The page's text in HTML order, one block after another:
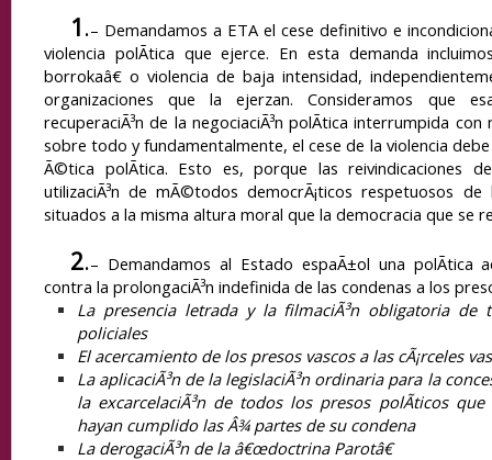
1.– Demandamos a ETA el cese definitivo e
violencia polÃ­tica que ejerce. En esta demanda
borrokaâ€ o violencia de baja intensidad,
organizaciones que la ejerzan. Consideramos que
recuperaciÃ³n de la negociaciÃ³n polÃ­tica interrumpida
sobre todo y fundamentalmente, el cese de la violencia
Ã©tica polÃ­tica. Esto es, porque las reivindicaciones
utilizaciÃ³n de mÃ©todos democrÃ¡ticos respetuosos
situados a la misma altura moral que la democracia que se
2.– Demandamos al Estado espaÃ±ol una polÃ­tica
contra la prolongaciÃ³n indefinida de las condenas a los
La presencia letrada y la filmaciÃ³n obligatoria de
policiales
El acercamiento de los presos vascos a las cÃ¡rceles
La aplicaciÃ³n de la legislaciÃ³n ordinaria para la
la excarcelaciÃ³n de todos los presos polÃ­ticos
hayan cumplido las Â¾ partes de su condena
La derogaciÃ³n de la â€œdoctrina Parotâ€